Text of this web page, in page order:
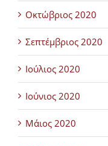
Οκτώβριος 2020
Σεπτέμβριος 2020
Ιούλιος 2020
Ιούνιος 2020
Μάιος 2020